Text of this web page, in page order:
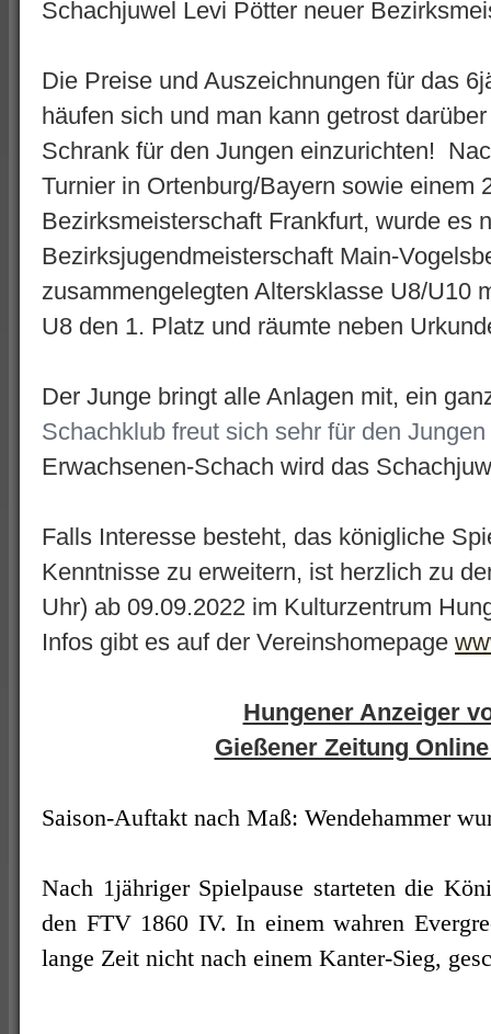
Schachjuwel Levi Pötter neuer
Die Preise und Auszeichnungen für das
häufen sich und man kann getrost
Schrank für den Jungen einzurichten!
Turnier in Ortenburg/Bayern sowie einem
Bezirksmeisterschaft Frankfurt, wurde es
Bezirksjugendmeisterschaft Main-
zusammengelegten Altersklasse U8/U10
U8 den 1. Platz und räumte neben
Der Junge bringt alle Anlagen mit, ein
Schachklub freut sich sehr für den
Erwachsenen-Schach wird das
Falls Interesse besteht, das königliche
Kenntnisse zu erweitern, ist herzlich zu
Uhr) ab 09.09.2022 im Kulturzentrum
Infos gibt es auf der Vereinshomepage
Hungener Anzeiger
Gießener Zeitung
Saison-Auftakt nach Maß: Wendehammer
Nach 1jähriger Spielpause starteten die
den FTV 1860 IV. In einem wahren
lange Zeit nicht nach einem Kanter-Sieg,